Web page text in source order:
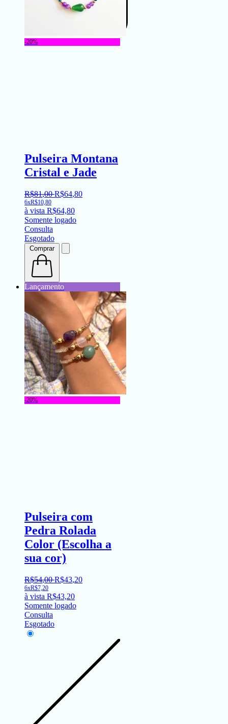
-20%
Pulseira Montana
Cristal e Jade
R$81,00 R$64,80
6xR$10,80
à vista R$64,80
Somente logado
Consulta
Esgotado
Comprar
-20%
Pulseira com
Pedra Rolada
Color (Escolha a
sua cor)
R$54,00 R$43,20
6xR$7,20
à vista R$43,20
Somente logado
Consulta
Esgotado